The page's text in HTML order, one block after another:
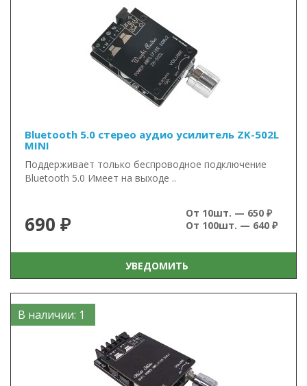
Bluetooth 5.0 стерео аудио усилитель ZK-502L
MINI
Поддерживает только беспроводное подключение
Bluetooth 5.0 Имеет на выходе ..
690 ₽
От 10шт. — 650 ₽
От 100шт. — 640 ₽
УВЕДОМИТЬ
В наличии: 1